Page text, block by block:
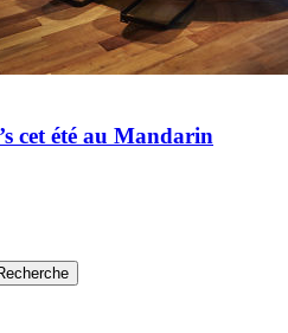
cet été au Mandarin